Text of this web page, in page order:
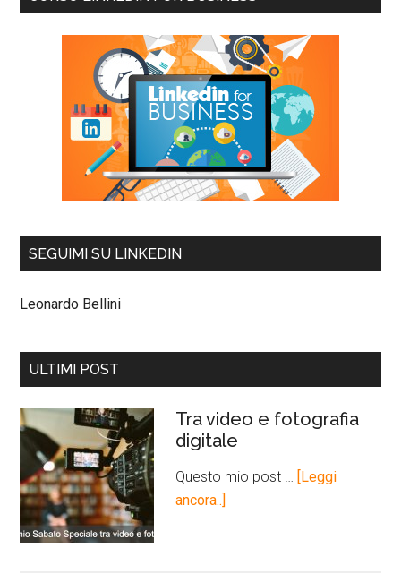
SEGUIMI SU LINKEDIN
Leonardo Bellini
ULTIMI POST
Tra video e fotografia
digitale
Questo mio post …
[Leggi
ancora..]